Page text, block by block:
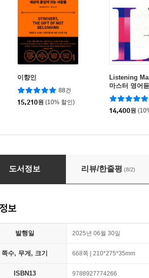
이향인
88건
15,210원 (10% 할인)
Listening
마스터 영어
40회
14,400원
원큐패스 간호조무사 핵심 총정리 문제집
도서정보 리뷰/한줄평 (8/2)
보
발행일 2025년 06월 30일
쪽수, 무게, 크기 668쪽 | 210*275*35mm
ISBN13 9788927774266